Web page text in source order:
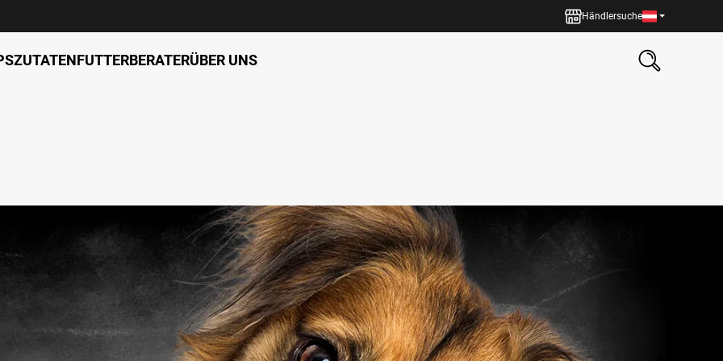
Händlersuche
ZUTATENFUTTERBERATERÜBER UNS